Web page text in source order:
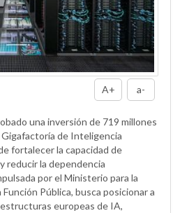
A+ a-
una inversión de 719 millones
de Inteligencia
fortalecer la capacidad de
reducir la dependencia
por el Ministerio para la
Pública, busca posicionar a
europeas de IA,